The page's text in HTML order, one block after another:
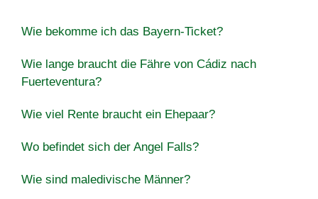
Wie bekomme ich das Bayern-Ticket?
Wie lange braucht die Fähre von Cádiz nach
Fuerteventura?
Wie viel Rente braucht ein Ehepaar?
Wo befindet sich der Angel Falls?
Wie sind maledivische Männer?